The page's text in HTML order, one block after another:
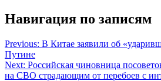
Навигация по записям
Previous: В Китае заявили об
Путине
Next: Российская чиновница
на СВО страдающим от перебоев с